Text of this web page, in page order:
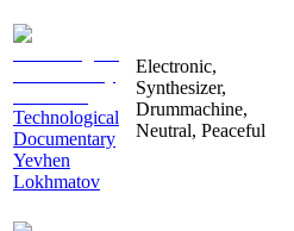
Technological
Documentary
Yevhen
Lokhmatov
Electronic,
Synthesizer,
Drummachine,
Neutral, Peaceful